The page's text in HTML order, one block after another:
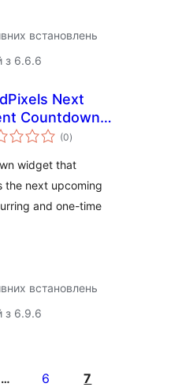
встановлень
з 6.6.6
Next
Countdown –
&
(0загальний
рейтинг
)
widget that
the next upcoming
and one-time
встановлень
з 6.9.6
… 6 7